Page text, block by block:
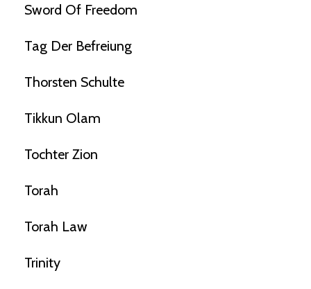
Sword Of Freedom
Tag Der Befreiung
Thorsten Schulte
Tikkun Olam
Tochter Zion
Torah
Torah Law
Trinity